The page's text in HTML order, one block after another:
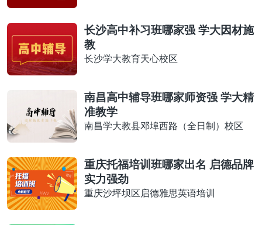
长沙高中补习班哪家强 学大因材施
教
长沙学大教育天心校区
南昌高中辅导班哪家师资强 学大精
准教学
南昌学大教县邓埠西路（全日制）校区
重庆托福培训班哪家出名 启德品牌
实力强劲
重庆沙坪坝区启德雅思英语培训